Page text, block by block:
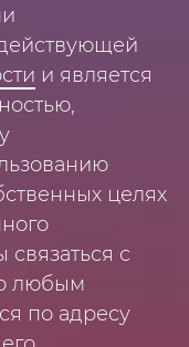
и является
целях
с
любым
по адресу